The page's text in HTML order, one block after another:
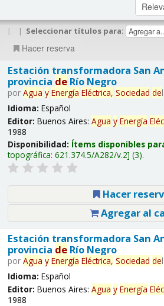
| | Seleccionar títulos para:
Hacer reserva
Estación transformadora San
provincia deRío Negro
por Agua y Energía Eléctrica, Sociedad del
Idioma: Español
Editor: Buenos Aires: Agua y Energía
1988
Disponibilidad: Ítems disponibles
topográfica: 621.374.5/A282/v.2 (3).
Hacer
Agregar al
Estación transformadora San
provincia deRío Negro
por Agua y Energía Eléctrica, Sociedad del
Idioma: Español
Editor: Buenos Aires: Agua y Energía
1988